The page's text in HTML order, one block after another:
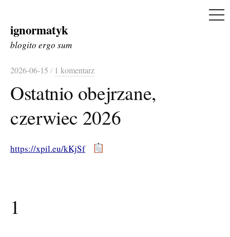
Skip
to
ignormatyk
blogito ergo sum
2026-06-15 / 1 komentarz
Ostatnio obejrzane,
czerwiec 2026
https://xpil.eu/kKjSf
1